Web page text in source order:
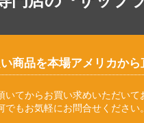
品を本場アメリカから
てからお買い求めいただいて
もお気軽にお問合せください。